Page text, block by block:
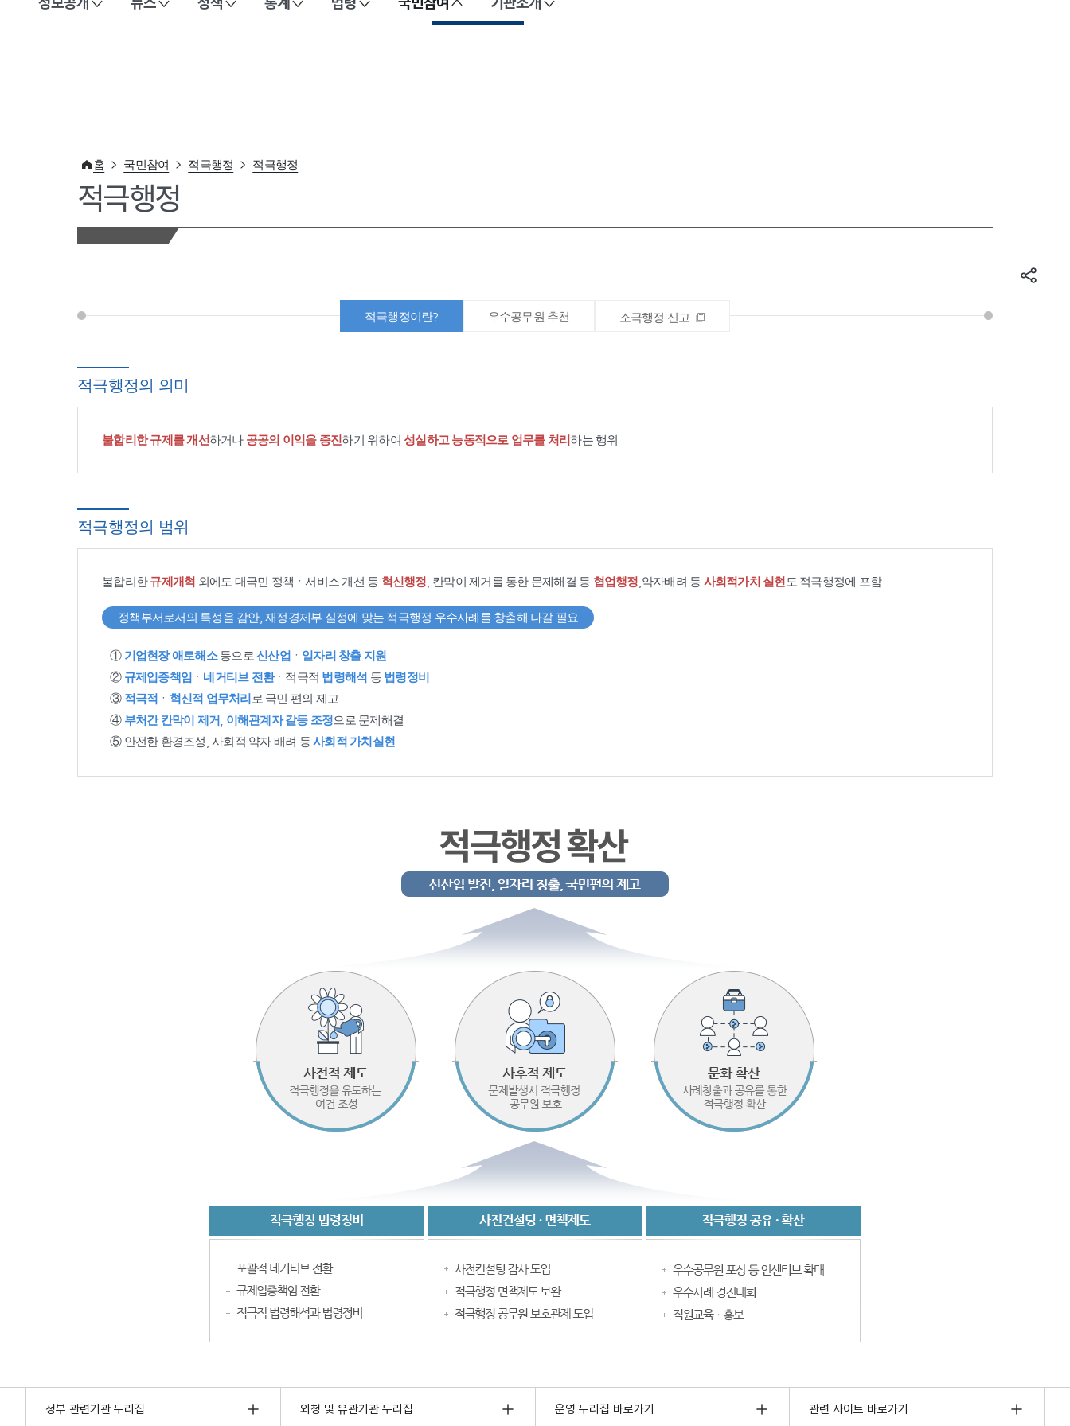
이 누리집은 대한민국 공식 전자정부 누리집입니다.
홈 국민참여 적극행정 적극행정
적극행정
적극행정이란? 우수공무원 추천 소극행정 신고
적극행정의 의미
불합리한 규제를 개선하거나 공공의 이익을 증진하기 위하여 성실하고 능동적으로 업무를 처리하는 행위
적극행정의 범위
불합리한규제개혁 외에도 대국민 정책ㆍ서비스 개선 등 혁신행정 , 칸막이 제거를 통한 문제해결 등 협업행정 ,약자배려 등 사회적가치 실현 도 적극행정에 포함
정책부서로서의 특성을 감안, 재정경제부 실정에 맞는 적극행정 우수사례를 창출해 나갈 필요
① 기업현장 애로해소등으로 신산업 ㆍ 일자리 창출 지원
② 규제입증책임 ㆍ 네거티브 전환ㆍ적극적 법령해석 등 법령정비
③ 적극적 ㆍ 혁신적 업무처리 로 국민 편의 제고
④ 부처간 칸막이 제거, 이해관계자 갈등 조정으로 문제해결
⑤ 안전한 환경조성, 사회적 약자 배려 등사회적 가치실현
정부 관련기관 누리집 외청 및 유관기관 누리집 운영 누리집 바로가기 관련 사이트 바로가기